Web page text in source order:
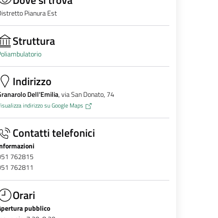
Pianura Est
Struttura
Indirizzo
Dell'Emilia, via San Donato, 74
indirizzo su Google Maps
Contatti telefonici
762815
762811
Orari
pubblico